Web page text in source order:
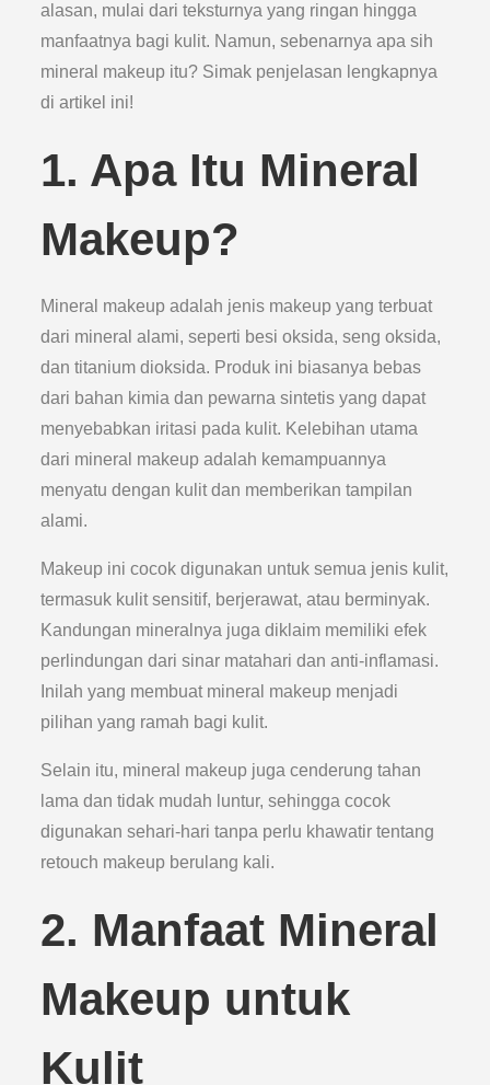
alasan, mulai dari teksturnya yang ringan hingga
manfaatnya bagi kulit. Namun, sebenarnya apa sih
mineral makeup itu? Simak penjelasan lengkapnya
di artikel ini!
1. Apa Itu Mineral
Makeup?
Mineral makeup adalah jenis makeup yang terbuat
dari mineral alami, seperti besi oksida, seng oksida,
dan titanium dioksida. Produk ini biasanya bebas
dari bahan kimia dan pewarna sintetis yang dapat
menyebabkan iritasi pada kulit. Kelebihan utama
dari mineral makeup adalah kemampuannya
menyatu dengan kulit dan memberikan tampilan
alami.
Makeup ini cocok digunakan untuk semua jenis kulit,
termasuk kulit sensitif, berjerawat, atau berminyak.
Kandungan mineralnya juga diklaim memiliki efek
perlindungan dari sinar matahari dan anti-inflamasi.
Inilah yang membuat mineral makeup menjadi
pilihan yang ramah bagi kulit.
Selain itu, mineral makeup juga cenderung tahan
lama dan tidak mudah luntur, sehingga cocok
digunakan sehari-hari tanpa perlu khawatir tentang
retouch makeup berulang kali.
2. Manfaat Mineral
Makeup untuk
Kulit